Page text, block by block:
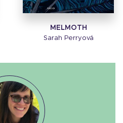
MELMOTH
Sarah Perryová